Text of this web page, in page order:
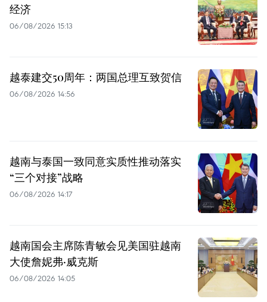
经济
06/08/2026 15:13
越泰建交50周年：两国总理互致贺信
06/08/2026 14:56
越南与泰国一致同意实质性推动落实
“三个对接”战略
06/08/2026 14:17
越南国会主席陈青敏会见美国驻越南
大使詹妮弗·威克斯
06/08/2026 14:05